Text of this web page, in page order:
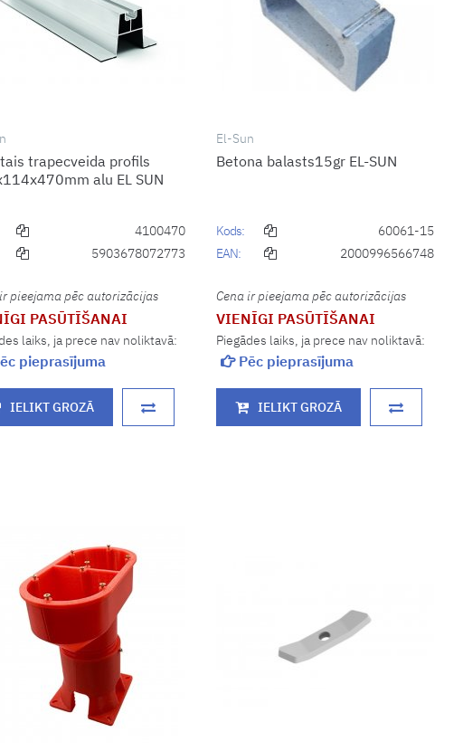
trapecveida profils
alu EL SUN
4100470
5903678072773
pieejama pēc autorizācijas
PASŪTĪŠANAI
laiks, ja prece nav noliktavā:
pieprasījuma
IELIKT GROZĀ
El-Sun
Betona balasts15gr EL-SUN
Kods:
60061-15
EAN:
2000996566748
Cena ir pieejama pēc autorizācijas
VIENĪGI PASŪTĪŠANAI
Piegādes laiks, ja prece nav noliktavā:
Pēc pieprasījuma
IELIKT GROZĀ